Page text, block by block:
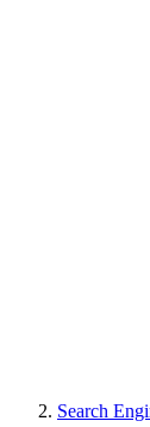
Search